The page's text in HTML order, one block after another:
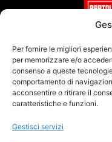
Per fornire le migliori
per memorizzare e/o
consenso a queste
comportamento di
acconsentire o ritirare il
caratteristiche e funzioni.
Gestisci servizi